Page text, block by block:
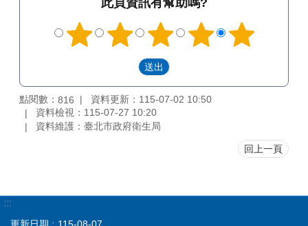
此頁資訊有幫助嗎?
點閱數： 816
資料更新：115-07-02 10:50
資料檢視：115-07-27 10:20
資料維護：臺北市政府衛生局
回上一頁
:::